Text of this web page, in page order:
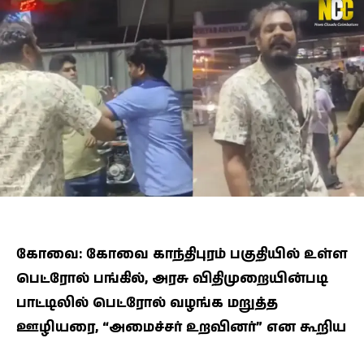
கோவை: கோவை காந்திபுரம் பகுதியில் உள்ள
பெட்ரோல் பங்கில், அரசு விதிமுறையின்படி
பாட்டிலில் பெட்ரோல் வழங்க மறுத்த
ஊழியரை, “அமைச்சர் உறவினர்” என கூறிய